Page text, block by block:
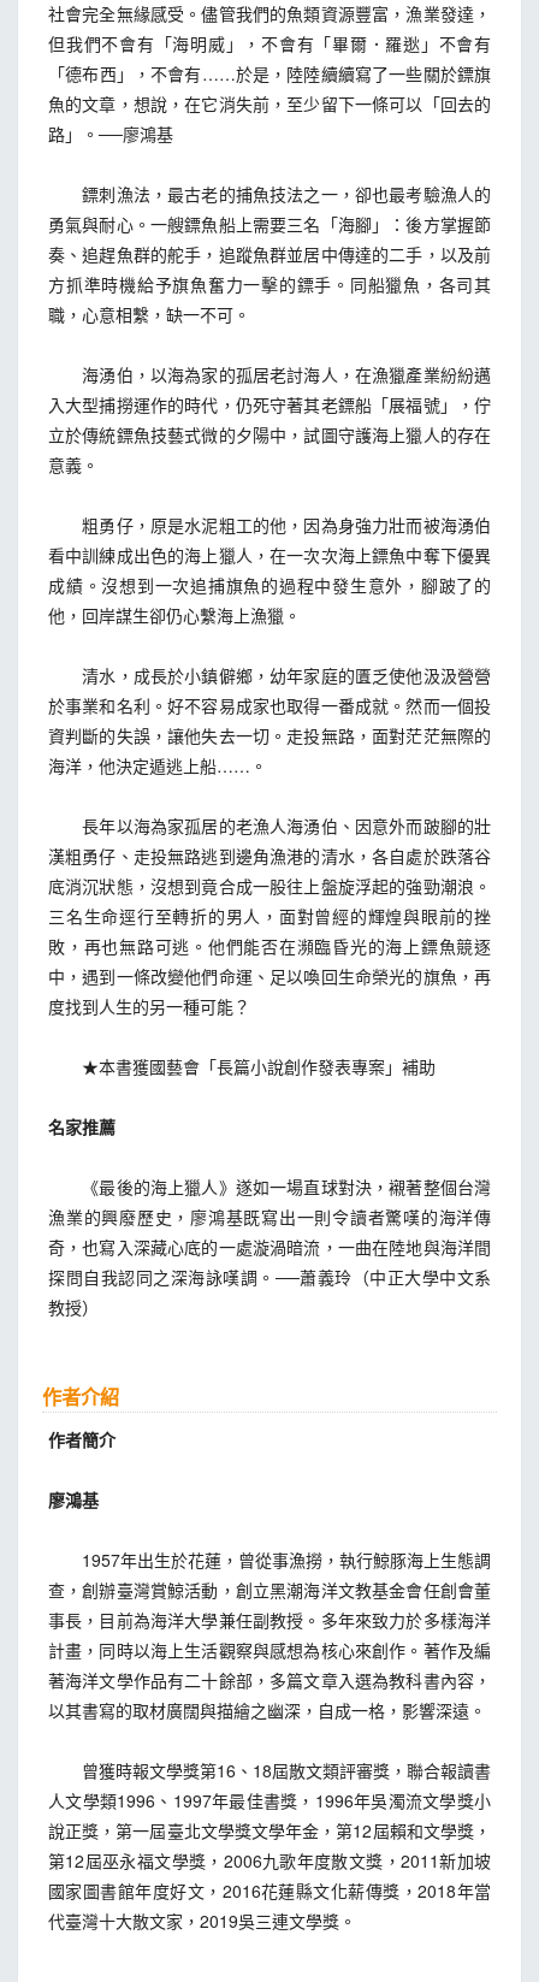
社會完全無緣感受。儘管我們的魚類資源豐富，漁業發達，
但我們不會有「海明威」，不會有「畢爾．羅逖」不會有
「德布西」，不會有……於是，陸陸續續寫了一些關於鏢旗
魚的文章，想說，在它消失前，至少留下一條可以「回去的
路」。──廖鴻基
鏢刺漁法，最古老的捕魚技法之一，卻也最考驗漁人的
勇氣與耐心。一艘鏢魚船上需要三名「海腳」：後方掌握節
奏、追趕魚群的舵手，追蹤魚群並居中傳達的二手，以及前
方抓準時機給予旗魚奮力一擊的鏢手。同船獵魚，各司其
職，心意相繫，缺一不可。
海湧伯，以海為家的孤居老討海人，在漁獵產業紛紛邁
入大型捕撈運作的時代，仍死守著其老鏢船「展福號」，佇
立於傳統鏢魚技藝式微的夕陽中，試圖守護海上獵人的存在
意義。
粗勇仔，原是水泥粗工的他，因為身強力壯而被海湧伯
看中訓練成出色的海上獵人，在一次次海上鏢魚中奪下優異
成績。沒想到一次追捕旗魚的過程中發生意外，腳跛了的
他，回岸謀生卻仍心繫海上漁獵。
清水，成長於小鎮僻鄉，幼年家庭的匱乏使他汲汲營營
於事業和名利。好不容易成家也取得一番成就。然而一個投
資判斷的失誤，讓他失去一切。走投無路，面對茫茫無際的
海洋，他決定遁逃上船……。
長年以海為家孤居的老漁人海湧伯、因意外而跛腳的壯
漢粗勇仔、走投無路逃到邊角漁港的清水，各自處於跌落谷
底消沉狀態，沒想到竟合成一股往上盤旋浮起的強勁潮浪。
三名生命逕行至轉折的男人，面對曾經的輝煌與眼前的挫
敗，再也無路可逃。他們能否在瀕臨昏光的海上鏢魚競逐
中，遇到一條改變他們命運、足以喚回生命榮光的旗魚，再
度找到人生的另一種可能？
★本書獲國藝會「長篇小說創作發表專案」補助
名家推薦
《最後的海上獵人》遂如一場直球對決，襯著整個台灣
漁業的興廢歷史，廖鴻基既寫出一則令讀者驚嘆的海洋傳
奇，也寫入深藏心底的一處漩渦暗流，一曲在陸地與海洋間
探問自我認同之深海詠嘆調。──蕭義玲（中正大學中文系
教授）
作者介紹
作者簡介
廖鴻基
1957年出生於花蓮，曾從事漁撈，執行鯨豚海上生態調
查，創辦臺灣賞鯨活動，創立黑潮海洋文教基金會任創會董
事長，目前為海洋大學兼任副教授。多年來致力於多樣海洋
計畫，同時以海上生活觀察與感想為核心來創作。著作及編
著海洋文學作品有二十餘部，多篇文章入選為教科書內容，
以其書寫的取材廣闊與描繪之幽深，自成一格，影響深遠。
曾獲時報文學獎第16、18屆散文類評審獎，聯合報讀書
人文學類1996、1997年最佳書獎，1996年吳濁流文學獎小
說正獎，第一屆臺北文學獎文學年金，第12屆賴和文學獎，
第12屆巫永福文學獎，2006九歌年度散文獎，2011新加坡
國家圖書館年度好文，2016花蓮縣文化薪傳獎，2018年當
代臺灣十大散文家，2019吳三連文學獎。